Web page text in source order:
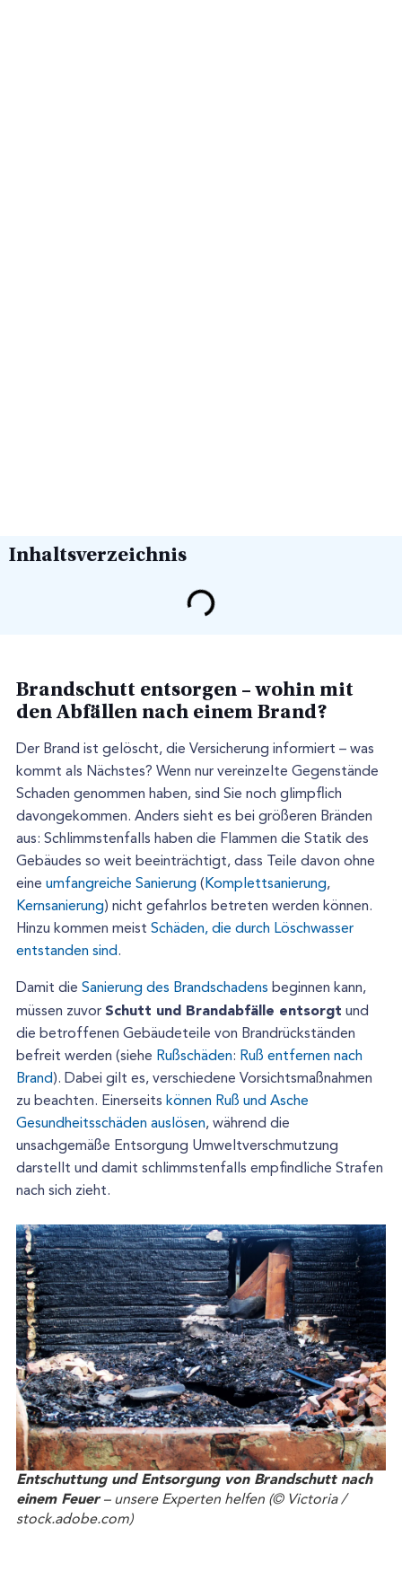
Inhaltsverzeichnis
Brandschutt entsorgen – wohin mit
den Abfällen nach einem Brand?
Der Brand ist gelöscht, die Versicherung informiert – was
kommt als Nächstes? Wenn nur vereinzelte Gegenstände
Schaden genommen haben, sind Sie noch glimpflich
davongekommen. Anders sieht es bei größeren Bränden
aus: Schlimmstenfalls haben die Flammen die Statik des
Gebäudes so weit beeinträchtigt, dass Teile davon ohne
eine umfangreiche Sanierung ( Komplettsanierung,
Kernsanierung) nicht gefahrlos betreten werden können.
Hinzu kommen meist Schäden, die durch Löschwasser
entstanden sind.
Damit die Sanierung des Brandschadens beginnen kann,
müssen zuvor Schutt und Brandabfälle entsorgt und
die betroffenen Gebäudeteile von Brandrückständen
befreit werden (siehe Rußschäden: Ruß entfernen nach
Brand). Dabei gilt es, verschiedene Vorsichtsmaßnahmen
zu beachten. Einerseits können Ruß und Asche
Gesundheitsschäden auslösen, während die
unsachgemäße Entsorgung Umweltverschmutzung
darstellt und damit schlimmstenfalls empfindliche Strafen
nach sich zieht.
Entschuttung und Entsorgung von Brandschutt nach
einem Feuer– unsere Experten helfen (© Victoria /
stock.adobe.com)